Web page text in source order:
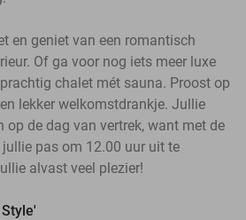
en geniet van een romantisch
Of ga voor nog iets meer luxe
chalet mét sauna. Proost op
lekker welkomstdrankje. Jullie
op de dag van vertrek, want met de
pas om 12.00 uur uit te
alvast veel plezier!